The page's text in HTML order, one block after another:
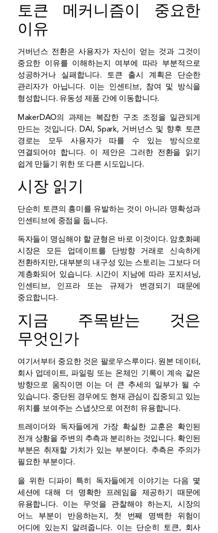
토큰 메커니즘이 중요한
이유
거버넌스 전환은 사용자가 자신이 얻는 것과 그것이
중요한 이유를 이해하는지 여부에 따라 부분적으로
성공하거나 실패합니다. 토큰 출시 계획은 단순한
관리자가 아닙니다. 이는 인센티브, 참여 및 방식을
형성합니다. 유동성 제품 간에 이동합니다.
MakerDAO의 과제는 복잡한 구조 조정을 일관되게
만드는 것입니다. DAI, Spark, 거버넌스 및 향후 토큰
경로는 모두 사용자가 따를 수 있는 방식으로
연결되어야 합니다. 이 제안은 그러한 전환을 읽기
쉽게 만들기 위한 또 다른 시도입니다.
시장 읽기
단순히 토큰의 흥미를 유발하는 것이 아니라 명확성과
인센티브에 중점을 둡니다.
독자들이 명심해야 할 균형은 바로 이것이다. 암호화폐
시장은 모든 업데이트를 단방향 거래로 신속하게
전환하지만, 대부분의 내구성 있는 스토리는 그보다 더
계층화되어 있습니다. 시간이 지남에 따라 포지셔닝,
인센티브, 인프라 또는 규제가 변경되기 때문에
중요합니다.
지금 주목받는 것은
무엇인가
여기서부터 중요한 것은 팔로우스루이다. 원본 데이터,
회사 업데이트, 파일링 또는 온체인 기록이 계속 같은
방향으로 움직이면 이는 더 큰 추세의 일부가 될 수
있습니다. 중단된 경우에도 현재 관심이 집중되고 있는
위치를 보여주는 스냅샷으로 여전히 유용합니다.
트레이더와 독자들에게 가장 확실한 교훈은 확인된
전개 상황을 주변의 추측과 분리하는 것입니다. 확인된
부분은 취재할 가치가 있는 부분이다. 추측은 주의가
필요한 부분이다.
을 위한 디파이 특히 독자들에게 이야기는 다음 몇
세션에 대해 더 명확한 프레임을 제공하기 때문에
유용합니다. 이는 무엇을 관찰해야 하는지, 시장의
어느 부분이 반응하는지, 첫 번째 명백한 위험이
어디에 있는지 알려줍니다. 이는 단순히 토큰, 회사